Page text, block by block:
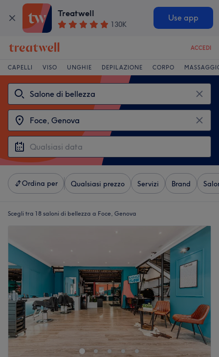
Treatwell
130K
Use app
ACCEDI
CAPELLI VISO UNGHIE DEPILAZIONE CORPO
Ordina per Qualsiasi prezzo Servizi Brand
Scegli tra 18 saloni di bellezza a Foce, Genova